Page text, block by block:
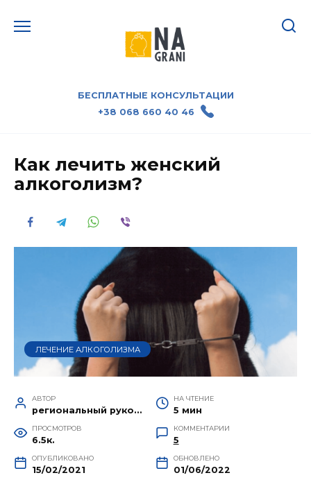
БЕСПЛАТНЫЕ КОНСУЛЬТАЦИИ
+38 068 660 40 46
Как лечить женский
алкоголизм?
ЛЕЧЕНИЕ АЛКОГОЛИЗМА
АВТОР
региональный руководитель Руслан Крот
НА ЧТЕНИЕ
5 мин
ПРОСМОТРОВ
6.5к.
КОММЕНТАРИИ
5
ОПУБЛИКОВАНО
15/02/2021
ОБНОВЛЕНО
01/06/2022